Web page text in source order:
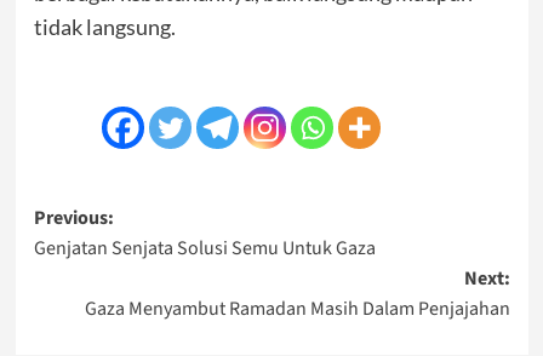
tidak langsung.
Post
navigation
Previous:
Genjatan Senjata Solusi Semu Untuk Gaza
Next:
Gaza Menyambut Ramadan Masih Dalam Penjajahan